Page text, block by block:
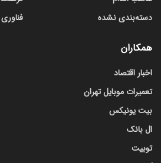
دسته‌بندی نشده
فناوری
همکاران
اخبار اقتصاد
تعمیرات موبایل تهران
بیت یونیکس
ال بانک
توبیت